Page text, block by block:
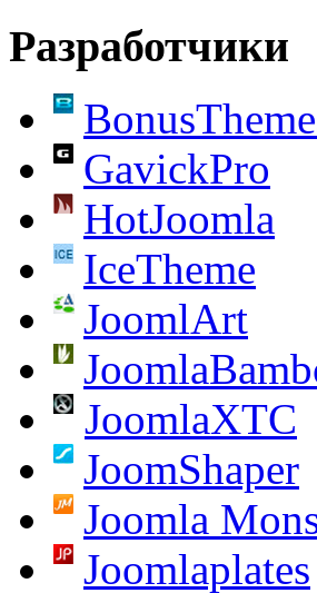
Разработчики
GavickPro
HotJoomla
IceTheme
JoomlArt
JoomlaXTC
JoomShaper
Joomla
Joomlaplates